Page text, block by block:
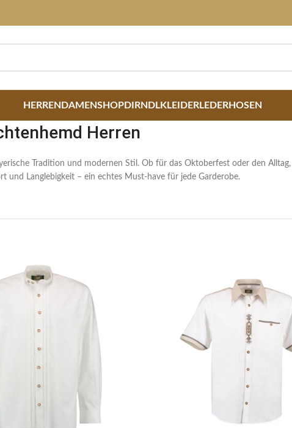
HERREN DAMENSHOPDIRNDLKLEIDERLEDERHOSEN
Herren
Tradition und modernen Stil. Ob für das Oktoberfest oder den
und Langlebigkeit – ein echtes Must-have für jede Garderobe.